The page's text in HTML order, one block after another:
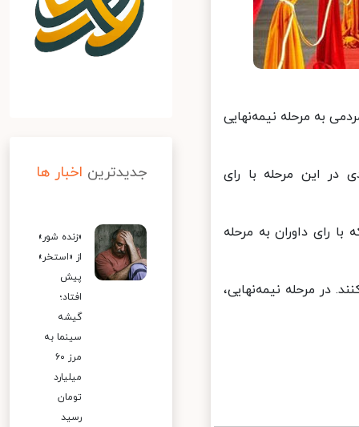
به مرحله نیمه‌نهایی
این مرحله با رای
توسلی که با رای داوران به مرحله
شو ۳» را داوری می‌کنند. در مرحله نیمه‌نهایی،
جدیدترین اخبار ها
«زنده شور»
از «استخر»
پیش
افتاد؛
گیشه
سینما به
مرز ۶۰
میلیارد
تومان
رسید